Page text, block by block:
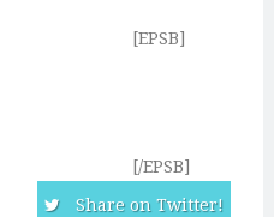
[EPSB]
[/EPSB]
Share on Twitter!